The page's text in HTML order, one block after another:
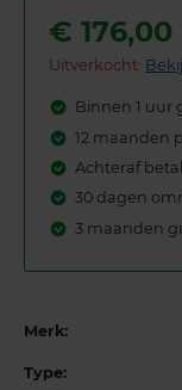
€ 176,00
Uitverkocht:
Binnen 1 uur
12 maanden
Achteraf
30 dagen
3 maanden
Merk:
Type: